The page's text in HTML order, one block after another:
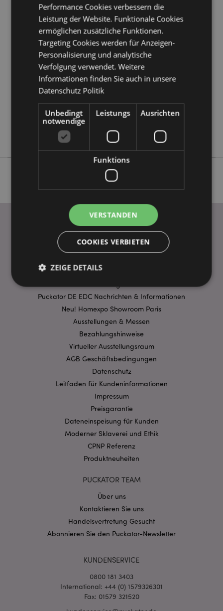
Produktattribute
Information
Höhe 12.5cm Breite 3.5cm Tiefe 2cm
5055071776717
360
0.049000
Ja
Keine
Dinosauria
WICHTIGE INFORMATION
Lieferbedingungen
Puckator DE EDC Nachrichten & Informationen
Neu! Homexpo Showroom Paris
Ausstellungen & Messen
Bezahlungshinweise
Virtueller Ausstellungsraum
AGB Geschäftsbedingungen
Datenschutz
Leitfaden für Kundeninformationen
Impressum
Preisgarantie
Dateneinspeisung für Kunden
Moderner Sklaverei und Ethik
CPNP Referenz
Produktneuheiten
PUCKATOR TEAM
Über uns
Kontaktieren Sie uns
Handelsvertretung Gesucht
Abonnieren Sie den Puckator-Newsletter
KUNDENSERVICE
0800 181 3403
International: +44 (0) 1579326301
Fax: 01579 321520
Performance Cookies verbessern die
Leistung der Website. Funktionale Cookies
ermöglichen zusätzliche Funktionen.
Targeting Cookies werden für Anzeigen-
Personalisierung und analytische
Verfolgung verwendet. Weitere
Informationen finden Sie auch in unsere
Datenschutz Politik
Unbedingt
notwendige
Leistungs Ausrichten
Funktions
VERSTANDEN
COOKIES VERBIETEN
ZEIGE DETAILS
Unbedingt notwendige
Leistungs
Ausrichten
Funktions
Streng-notwendige-Cookies ermöglichen
Kernfunktionen der Website wie die
Benutzeranmeldung und die Kontoverwaltung.
Ohne unbedingt notwendige cookies kann die
Website nicht richtig genutzt werden.
Provider
CookieScriptConsent
Datenschutzbestimmungen von Google